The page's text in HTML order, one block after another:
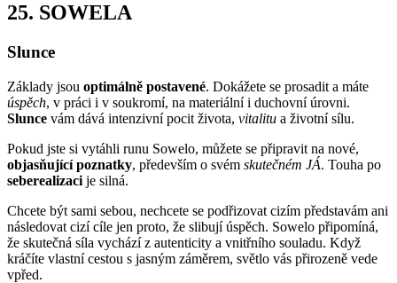
25. SOWELA
Slunce
Základy jsou optimálně postavené. Dokážete se prosadit a máte
úspěch, v práci i v soukromí, na materiální i duchovní úrovni.
Slunce vám dává intenzivní pocit života, vitalitu a životní sílu.
Pokud jste si vytáhli runu Sowelo, můžete se připravit na nové,
objasňující poznatky, především o svém skutečném JÁ. Touha po
seberealizaci je silná.
Chcete být sami sebou, nechcete se podřizovat cizím představám ani
následovat cizí cíle jen proto, že slibují úspěch. Sowelo připomíná,
že skutečná síla vychází z autenticity a vnitřního souladu. Když
kráčíte vlastní cestou s jasným záměrem, světlo vás přirozeně vede
vpřed.